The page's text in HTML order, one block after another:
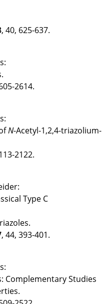
, 40, 625-637.
2614.
N-Acetyl-1,2,4-triazolium-
2122.
Type C
, 44, 393-401.
Complementary Studies